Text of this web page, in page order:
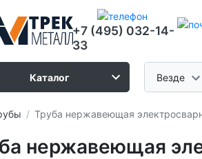
+7 (495) 032-14-
33
Везде
Каталог
Труба нержавеющая
нержавеющая